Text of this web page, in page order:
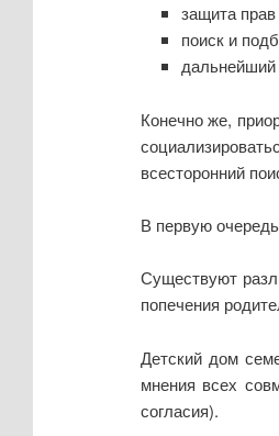
защита
поиск и
дальнейший
Конечно же,
всесторонний
В первую
Существуют
попечения
Детский дом
мнения всех
согласия).